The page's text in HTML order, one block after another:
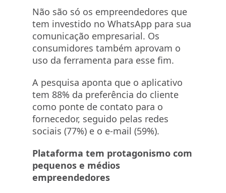
Não são só os empreendedores que
tem investido no WhatsApp para sua
comunicação empresarial. Os
consumidores também aprovam o
uso da ferramenta para esse fim.
A pesquisa aponta que o aplicativo
tem 88% da preferência do cliente
como ponte de contato para o
fornecedor, seguido pelas redes
sociais (77%) e o e-mail (59%).
Plataforma tem protagonismo com
pequenos e médios
empreendedores